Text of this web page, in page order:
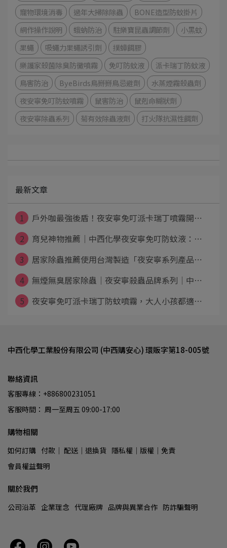
寵物環境消毒
過年大掃除除蟲
BONE造型防蚊掛片
網作操作說明
蛾蚋防治 駐樂寶昆蟲調節劑
小黑蚊
果蠅
吸蠅力果蠅誘引劑
撲蟑餌膠
樂護家殺菌除臭防黴噴霧
免叮防蚊液
派卡瑞丁防蚊液
鳥害防治
ByeBirds鳥掰掰鳥忌避劑
水蒸煙霧殺蟲劑
夜安寧免叮防蚊噴霧
鼠害防治
鼠剋命糊狀劑
夜安寧除蟲系列
菊有效除蟲液劑 打火隊抗濕性餌劑
最新文章
1
戶外咖最強後盾！夜安寧免叮派卡瑞丁噴霧開⋯
2
育兒神物推薦｜中西化學夜安寧免叮防蚊液：⋯
3
居家除蟲推薦使用台灣製造「夜安寧系列產品⋯
4
無煙無臭居家除蟲│夜安寧殺蟲品牌系列│中⋯
5
夜安寧免叮派卡瑞丁防蚊噴霧，大人小孩都適⋯
中西化學工業股份有限公司 (中西購安心) 環販字第18-005號
聯絡資訊
客服專線：+886800231051
客服時間： 周一至周五 09:00-17:00
購物相關
如何訂購 付款│ 配送│退換貨 隱私權│版權│免責
會員權益聲明
關於我們
公司沿革 企業理念 代理廠牌 品牌與異業合作 防詐騙聲明